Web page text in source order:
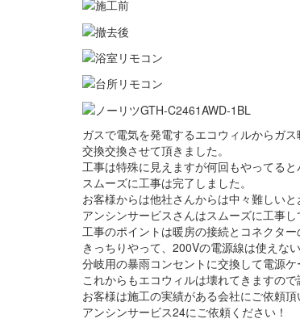
ガスで電気を発電するエコウィルからガ
交換交換させて頂きました。
工事は特殊に見えますが何回もやってる
スムーズに工事は完了しました。
お客様からは他社さんからは中々難しい
アンシンサービスさんはスムーズに工事
工事のポイントは暖房の接続とコネクタ
きっちりやって、200Vの電源線は使えな
分岐用の暴雨コンセントに交換して電源
これからもエコウィルは壊れてきますの
お客様は施工の実績がある会社にご依頼
アンシンサービス24にご依頼ください！